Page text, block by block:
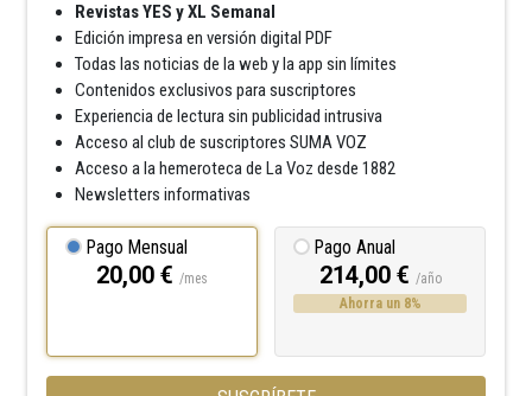
Revistas YES y XL Semanal
Edición impresa en versión digital PDF
Todas las noticias de la web y la app sin límites
Contenidos exclusivos para suscriptores
Experiencia de lectura sin publicidad intrusiva
Acceso al club de suscriptores SUMA VOZ
Acceso a la hemeroteca de La Voz desde 1882
Newsletters informativas
Pago Mensual
20,00 € /mes
Pago Anual
214,00 € /año
Ahorra un 8%